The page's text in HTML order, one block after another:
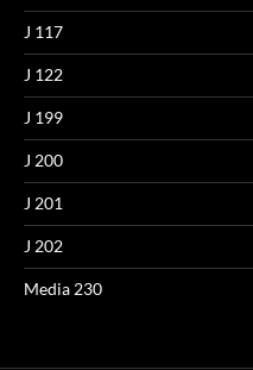
J 117
J 122
J 199
J 200
J 201
J 202
Media 230